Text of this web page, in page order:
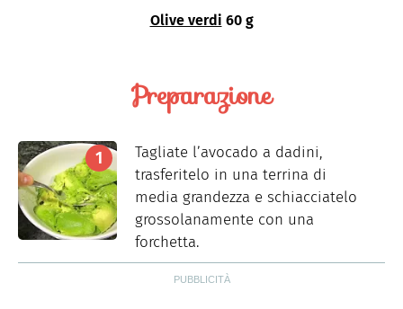
Olive verdi 60 g
Preparazione
Tagliate l’avocado a dadini,
trasferitelo in una terrina di
media grandezza e schiacciatelo
grossolanamente con una
forchetta.